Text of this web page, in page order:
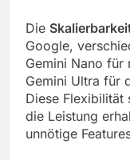
Die
Google,
Gemini Nano für
Gemini Ultra für
Diese Flexibilität
die Leistung
unnötige